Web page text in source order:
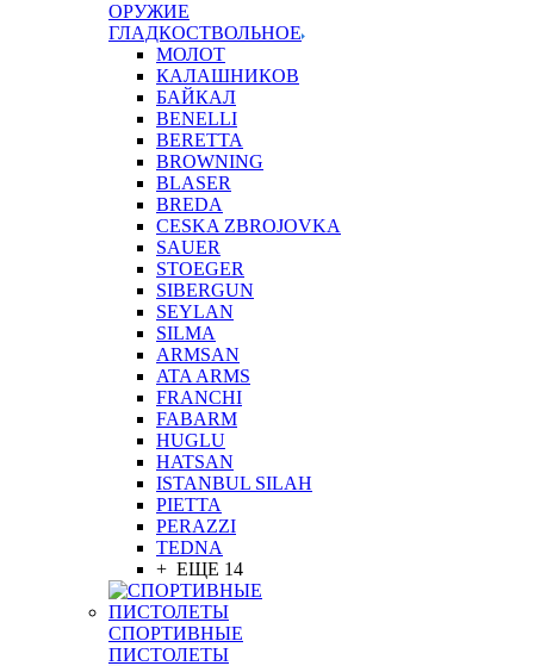
ОРУЖИЕ
ГЛАДКОСТВОЛЬНОЕ
МОЛОТ
КАЛАШНИКОВ
БАЙКАЛ
BENELLI
BERETTA
BROWNING
BLASER
BREDA
CESKA ZBROJOVKA
SAUER
STOEGER
SIBERGUN
SEYLAN
SILMA
ARMSAN
ATA ARMS
FRANCHI
FABARM
HUGLU
HATSAN
ISTANBUL SILAH
PIETTA
PERAZZI
TEDNA
+ ЕЩЕ 14
СПОРТИВНЫЕ
ПИСТОЛЕТЫ